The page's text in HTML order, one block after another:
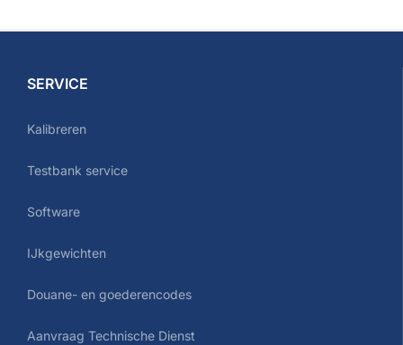
SERVICE
Kalibreren
Testbank service
Software
IJkgewichten
Douane- en goederencodes
Aanvraag Technische Dienst